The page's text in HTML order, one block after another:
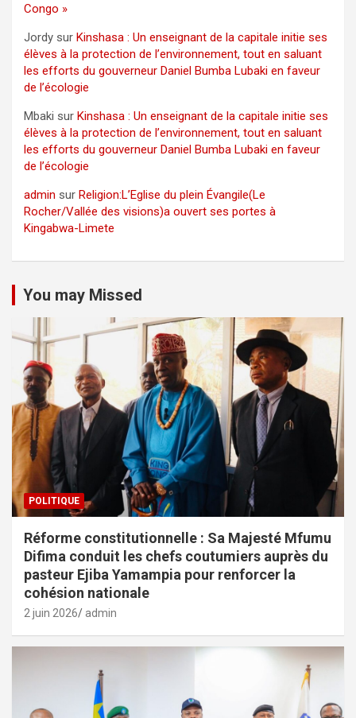
Congo »
Jordy sur Kinshasa : Un enseignant de la capitale initie ses
élèves à la protection de l’environnement, tout en saluant
les efforts du gouverneur Daniel Bumba Lubaki en faveur
de l’écologie
Mbaki sur Kinshasa : Un enseignant de la capitale initie ses
élèves à la protection de l’environnement, tout en saluant
les efforts du gouverneur Daniel Bumba Lubaki en faveur
de l’écologie
admin sur Religion:L’Eglise du plein Évangile(Le
Rocher/Vallée des visions)a ouvert ses portes à
Kingabwa-Limete
You may Missed
POLITIQUE
Réforme constitutionnelle : Sa Majesté Mfumu
Difima conduit les chefs coutumiers auprès du
pasteur Ejiba Yamampia pour renforcer la
cohésion nationale
2 juin 2026 admin